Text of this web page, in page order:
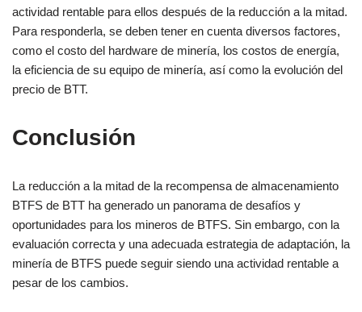
actividad rentable para ellos después de la reducción a la mitad.
Para responderla, se deben tener en cuenta diversos factores,
como el costo del hardware de minería, los costos de energía,
la eficiencia de su equipo de minería, así como la evolución del
precio de BTT.
Conclusión
La reducción a la mitad de la recompensa de almacenamiento
BTFS de BTT ha generado un panorama de desafíos y
oportunidades para los mineros de BTFS. Sin embargo, con la
evaluación correcta y una adecuada estrategia de adaptación, la
minería de BTFS puede seguir siendo una actividad rentable a
pesar de los cambios.